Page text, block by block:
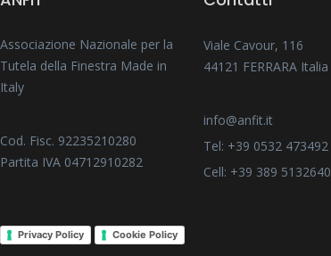
Associazione Nazionale per la
Tutela della Finestra Made in
Italy
Cod. Fisc. 92235210280
Partita IVA 04712910282
Privacy Policy Cookie Policy
Viale Cavour, 116
44121 FERRARA Italia
info@anfit.it
Tel: +39 0532 473492
Cell: +39 389 5132640